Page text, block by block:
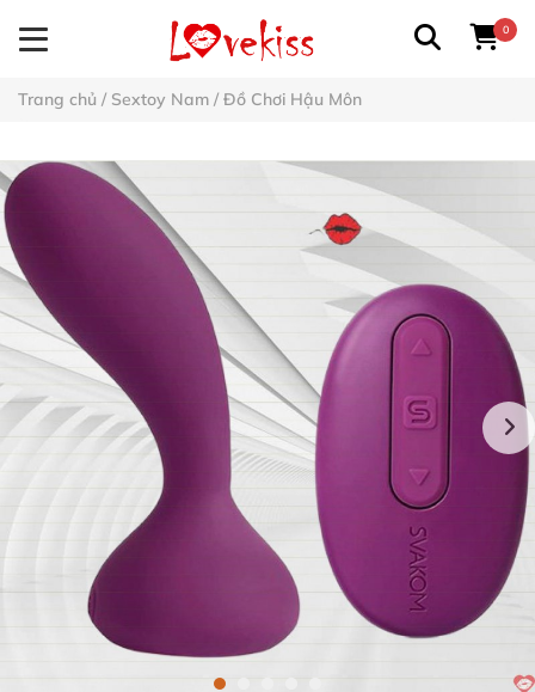
0
Trang chủ / Sextoy Nam / Đồ Chơi Hậu Môn